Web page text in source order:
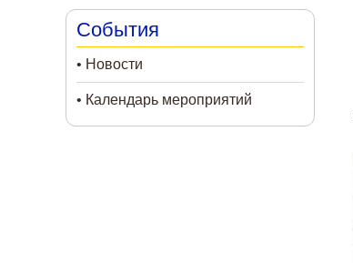
События
Новости
Календарь мероприятий